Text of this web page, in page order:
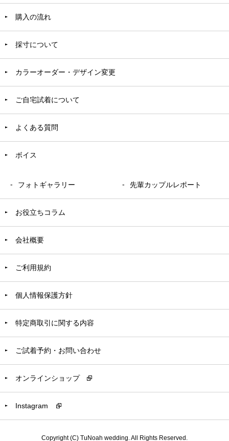
購入の流れ
採寸について
カラーオーダー・デザイン変更
ご自宅試着について
よくある質問
ボイス
フォトギャラリー 先輩カップルレポート
お役立ちコラム
会社概要
ご利用規約
個人情報保護方針
特定商取引に関する内容
ご試着予約・お問い合わせ
オンラインショップ
Instagram
Copyright (C) TuNoah wedding. All Rights Reserved.